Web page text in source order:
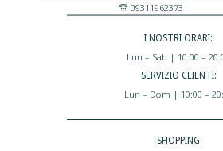
09311962373
I NOSTRI ORARI:
Lun – Sab | 10:00 –
SERVIZIO CLIENTI:
Lun – Dom | 10:00 –
SHOPPING